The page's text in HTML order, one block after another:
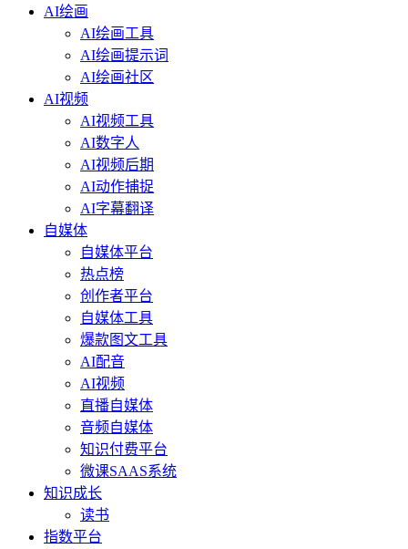
AI绘画
AI绘画工具
AI绘画提示词
AI绘画社区
AI视频
AI视频工具
AI数字人
AI视频后期
AI动作捕捉
AI字幕翻译
自媒体
自媒体平台
热点榜
创作者平台
自媒体工具
爆款图文工具
AI配音
AI视频
直播自媒体
音频自媒体
知识付费平台
微课SAAS系统
知识成长
读书
指数平台